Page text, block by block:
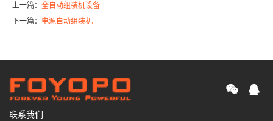
上一篇： 全自动组装机设备
下一篇： 电源自动组装机
联系我们